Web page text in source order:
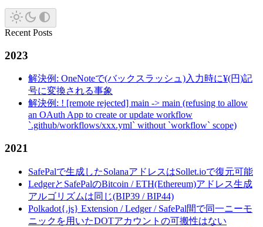
Recent Posts
2023
解決例: OneNoteで(バックスラッシュ)入力時に¥(円)記
号に変換される事象
解決例: ! [remote rejected] main -> main (refusing to allow
an OAuth App to create or update workflow
`.github/workflows/xxx.yml` without `workflow` scope)
2021
SafePalで生成したSolanaアドレスはSollet.ioで復元可能
LedgerとSafePalのBitcoin / ETH(Ethereum)アドレス生成
アルゴリズムは同じ(BIP39 / BIP44)
Polkadot{.js} Extension / Ledger / SafePal間で同一ニーモ
ニックを用いたDOTアカウントの可搬性はない